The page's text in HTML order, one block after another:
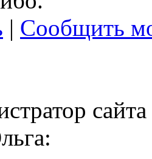
| Сообщить
сайта